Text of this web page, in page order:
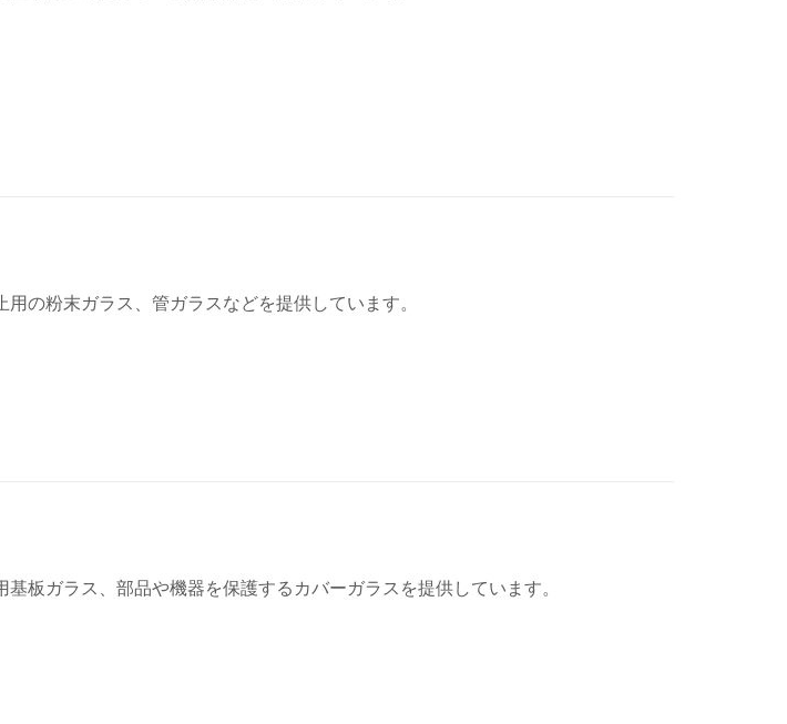
の粉末ガラス、管ガラスなどを提供しています。
板ガラス、部品や機器を保護するカバーガラスを提供しています。